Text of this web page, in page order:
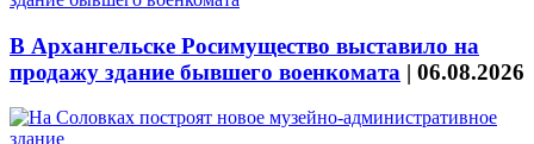
В Архангельске Росимущество выставило на
продажу здание бывшего военкомата | 06.08.2026